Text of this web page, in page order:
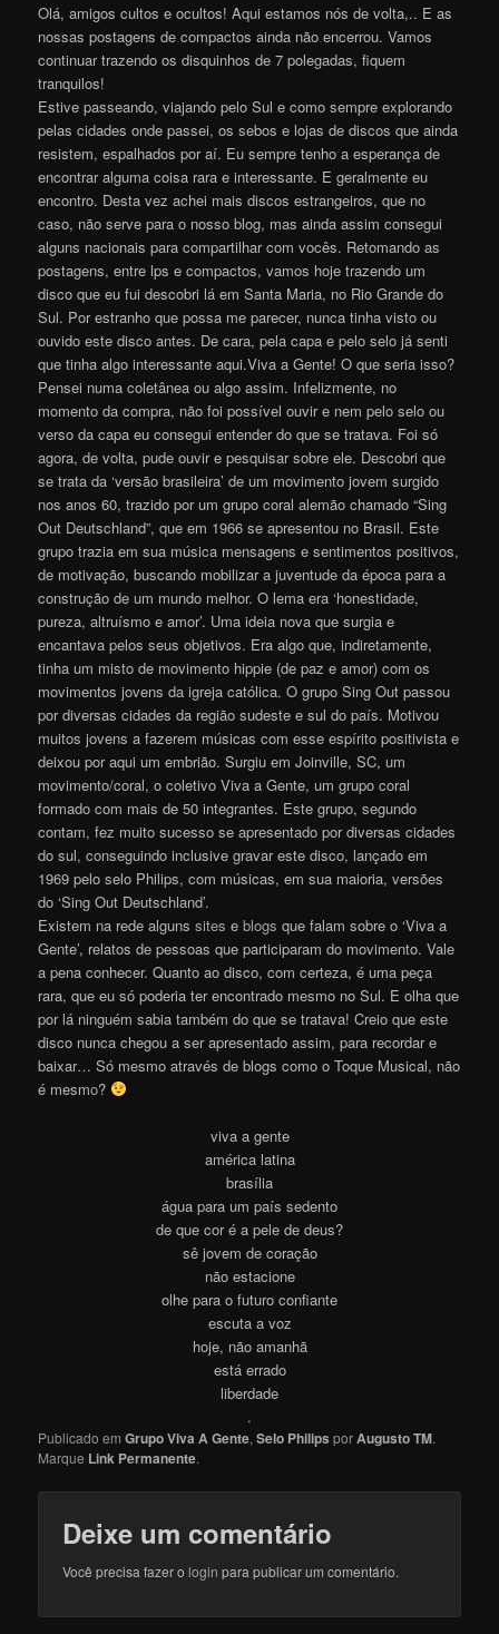
Olá, amigos cultos e ocultos! Aqui estamos nós de volta,.. E as
nossas postagens de compactos ainda não encerrou. Vamos
continuar trazendo os disquinhos de 7 polegadas, fiquem
tranquilos!
Estive passeando, viajando pelo Sul e como sempre explorando
pelas cidades onde passei, os sebos e lojas de discos que ainda
resistem, espalhados por aí. Eu sempre tenho a esperança de
encontrar alguma coisa rara e interessante. E geralmente eu
encontro. Desta vez achei mais discos estrangeiros, que no
caso, não serve para o nosso blog, mas ainda assim consegui
alguns nacionais para compartilhar com vocês. Retomando as
postagens, entre lps e compactos, vamos hoje trazendo um
disco que eu fui descobri lá em Santa Maria, no Rio Grande do
Sul. Por estranho que possa me parecer, nunca tinha visto ou
ouvido este disco antes. De cara, pela capa e pelo selo já senti
que tinha algo interessante aqui.Viva a Gente! O que seria isso?
Pensei numa coletânea ou algo assim. Infelizmente, no
momento da compra, não foi possível ouvir e nem pelo selo ou
verso da capa eu consegui entender do que se tratava. Foi só
agora, de volta, pude ouvir e pesquisar sobre ele. Descobri que
se trata da ‘versão brasileira’ de um movimento jovem surgido
nos anos 60, trazido por um grupo coral alemão chamado “Sing
Out Deutschland”, que em 1966 se apresentou no Brasil. Este
grupo trazia em sua música mensagens e sentimentos positivos,
de motivação, buscando mobilizar a juventude da época para a
construção de um mundo melhor. O lema era ‘honestidade,
pureza, altruísmo e amor’. Uma ideia nova que surgia e
encantava pelos seus objetivos. Era algo que, indiretamente,
tinha um misto de movimento hippie (de paz e amor) com os
movimentos jovens da igreja católica. O grupo Sing Out passou
por diversas cidades da região sudeste e sul do país. Motivou
muitos jovens a fazerem músicas com esse espírito positivista e
deixou por aqui um embrião. Surgiu em Joinville, SC, um
movimento/coral, o coletivo Viva a Gente, um grupo coral
formado com mais de 50 integrantes. Este grupo, segundo
contam, fez muito sucesso se apresentado por diversas cidades
do sul, conseguindo inclusive gravar este disco, lançado em
1969 pelo selo Philips, com músicas, em sua maioria, versões
do ‘Sing Out Deutschland’.
Existem na rede algunssites eblogs que falam sobre o ‘Viva a
Gente’, relatos de pessoas que participaram do movimento. Vale
a pena conhecer. Quanto ao disco, com certeza, é uma peça
rara, que eu só poderia ter encontrado mesmo no Sul. E olha que
por lá ninguém sabia também do que se tratava! Creio que este
disco nunca chegou a ser apresentado assim, para recordar e
baixar… Só mesmo através de blogs como o Toque Musical, não
é mesmo?
viva a gente
américa latina
brasília
água para um país sedento
de que cor é a pele de deus?
sê jovem de coração
não estacione
olhe para o futuro confiante
escuta a voz
hoje, não amanhã
está errado
liberdade
.
Publicado emGrupo Viva A Gente,Selo Philips porAugusto TM.
Marque Link Permanente.
Deixe um comentário
Você precisa fazer ologin para publicar um comentário.